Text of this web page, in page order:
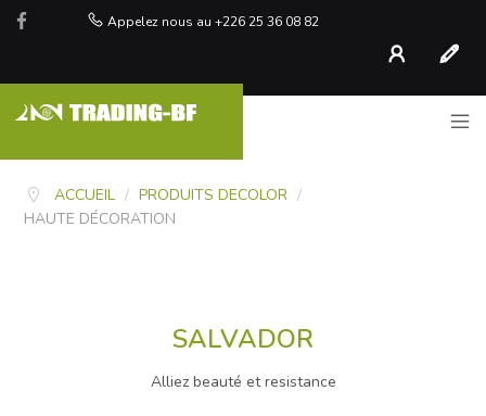
Appelez nous au +226 25 36 08 82
Compte
ACCUEIL / PRODUITS DECOLOR /
HAUTE DÉCORATION
SALVADOR
Alliez beauté et resistance